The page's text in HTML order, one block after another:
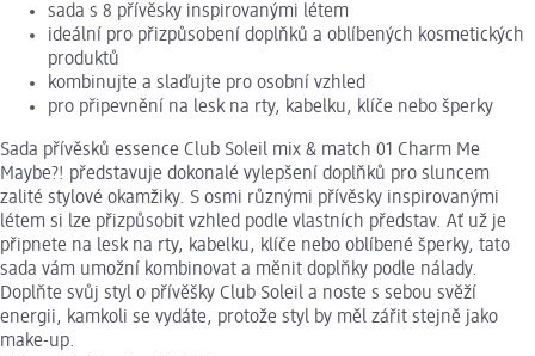
sada s 8 přívěsky inspirovanými létem
ideální pro přizpůsobení doplňků a oblíbených kosmetických
produktů
kombinujte a slaďujte pro osobní vzhled
pro připevnění na lesk na rty, kabelku, klíče nebo šperky
Sada přívěsků essence Club Soleil mix & match 01 Charm Me
Maybe?! představuje dokonalé vylepšení doplňků pro sluncem
zalité stylové okamžiky. S osmi různými přívěsky inspirovanými
létem si lze přizpůsobit vzhled podle vlastních představ. Ať už je
připnete na lesk na rty, kabelku, klíče nebo oblíbené šperky, tato
sada vám umožní kombinovat a měnit doplňky podle nálady.
Doplňte svůj styl o přívěšky Club Soleil a noste s sebou svěží
energii, kamkoli se vydáte, protože styl by měl zářit stejně jako
make-up.